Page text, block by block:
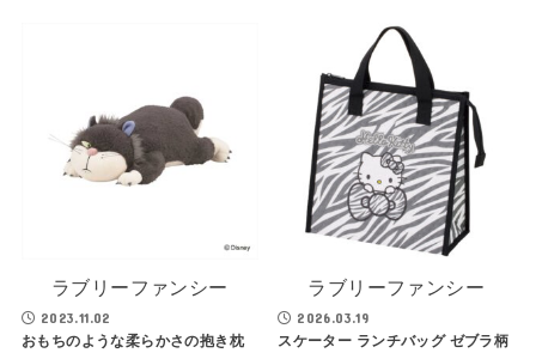
ラブリーファンシー
2023.11.02
おもちのような柔らかさの抱き枕
ラブリーファンシー
2026.03.19
スケーター ランチバッグ ゼブラ柄